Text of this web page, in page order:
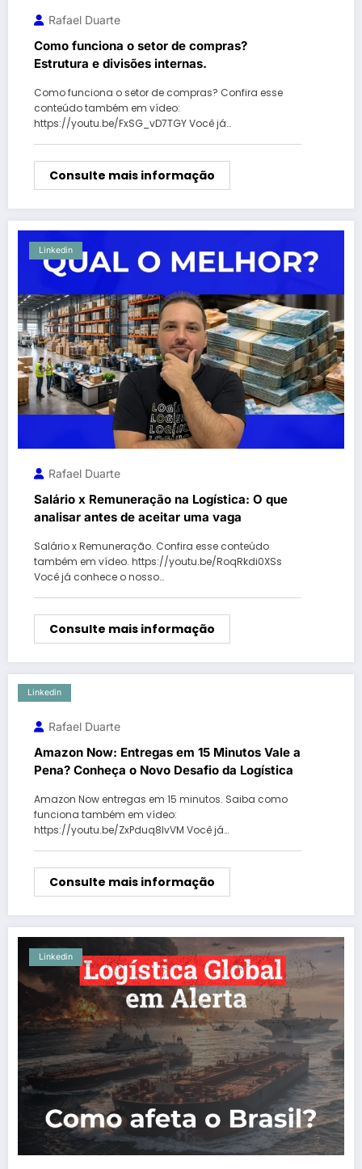
Rafael Duarte
Como funciona o setor de compras?
Estrutura e divisões internas.
Como funciona o setor de compras? Confira esse
conteúdo também em vídeo:
https://youtu.be/FxSG_vD7TGY Você já…
Consulte mais informação
Linkedin
Rafael Duarte
Salário x Remuneração na Logística: O que
analisar antes de aceitar uma vaga
Salário x Remuneração. Confira esse conteúdo
também em vídeo. https://youtu.be/RoqRkdi0XSs
Você já conhece o nosso…
Consulte mais informação
Linkedin
Rafael Duarte
Amazon Now: Entregas em 15 Minutos Vale a
Pena? Conheça o Novo Desafio da Logística
Amazon Now entregas em 15 minutos. Saiba como
funciona também em vídeo:
https://youtu.be/ZxPduq8IvVM Você já…
Consulte mais informação
Linkedin